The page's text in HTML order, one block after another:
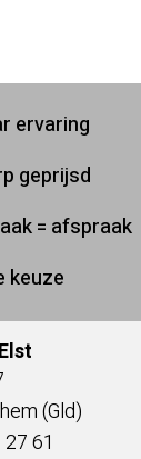
ervaring
geprijsd
= afspraak
keuze
(Gld)
61